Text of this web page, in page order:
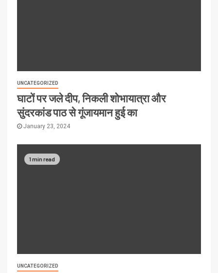
UNCATEGORIZED
घाटों पर जले दीप, निकली शोभायात्रा और
सुंदरकांड पाठ से गूंजायमान हुई का
January 23, 2024
1 min read
UNCATEGORIZED